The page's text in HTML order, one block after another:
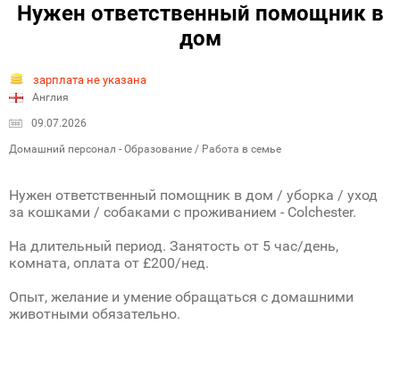
Нужен ответственный помощник в
дом
зарплата не указана
Англия
09.07.2026
Домашний персонал - Образование / Работа в семье
Нужен ответственный помощник в дом / уборка / уход
за кошками / собаками с проживанием - Colchester.
На длительный период. Занятость от 5 час/день,
комната, оплата от £200/нед.
Опыт, желание и умение обращаться с домашними
животными обязательно.